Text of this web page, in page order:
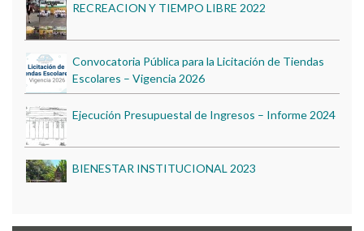
Escolares – Vigencia 2026
Ejecución Presupuestal de Ingresos – Informe 2024